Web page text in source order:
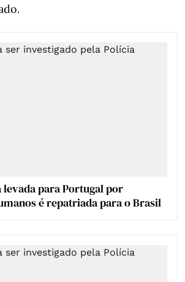
para Portugal por
é repatriada para o Brasil